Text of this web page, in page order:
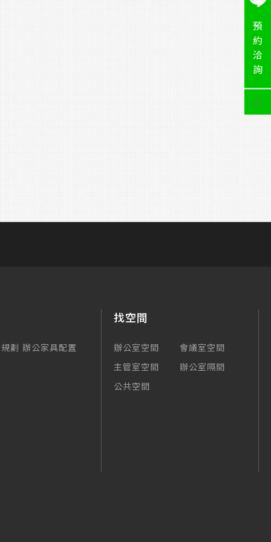
預
約
洽
詢
劃 辦公家具配置
找空間
辦公室空間
會議室空間
主管室空間
辦公室隔間
公共空間